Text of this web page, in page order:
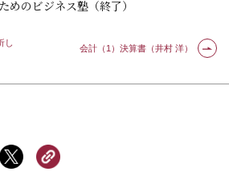
めのビジネス塾（終了）
し
会計（1）決算書（井村 洋）